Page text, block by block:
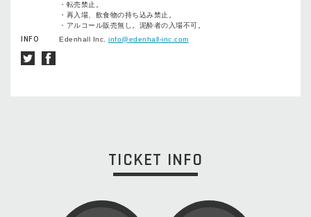
・転売禁止。
・再入場、飲食物の持ち込み禁止。
・アルコール販売無し。泥酔者の入場不可。
INFO
Edenhall Inc. info@edenhall-inc.com
TICKET INFO